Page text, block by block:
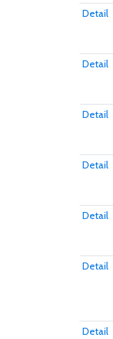
Detail
Detail
Detail
Detail
Detail
Detail
Detail